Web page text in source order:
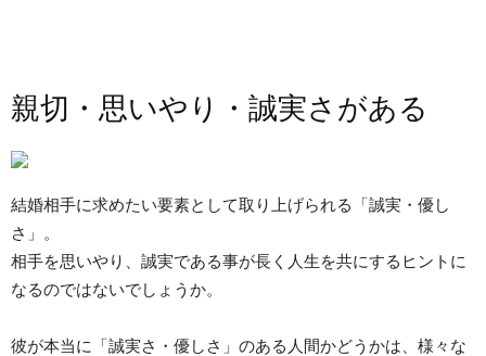
親切・思いやり・誠実さがある
結婚相手に求めたい要素として取り上げられる「誠実・優し
さ」。
相手を思いやり、誠実である事が長く人生を共にするヒントに
なるのではないでしょうか。
彼が本当に「誠実さ・優しさ」のある人間かどうかは、様々な